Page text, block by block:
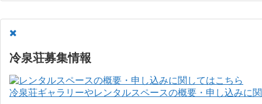
冷泉荘募集情報
冷泉荘ギャラリーやレンタルスペースの概要・申し込みに